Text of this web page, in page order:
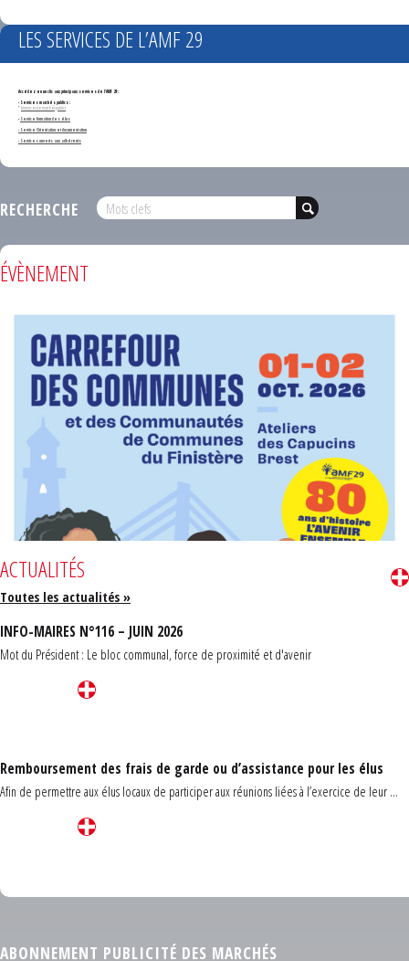
LES SERVICES DE L’AMF 29
Accédez en un clic aux principaux services de l'AMF 29 :
- Services marchés publics :
*Annonces de marchés publics
-Service formation des élus
- Service Orientation et documentation
- Services ouverts aux adhérents
RECHERCHE
ÉVÈNEMENT
ACTUALITÉS
Toutes les actualités »
INFO-MAIRES N°116 – JUIN 2026
Mot du Président : Le bloc communal, force de proximité et d'avenir
Remboursement des frais de garde ou d’assistance pour les élus
Afin de permettre aux élus locaux de participer aux réunions liées à l’exercice de leur ...
ABONNEMENT PUBLICITÉ DES MARCHÉS